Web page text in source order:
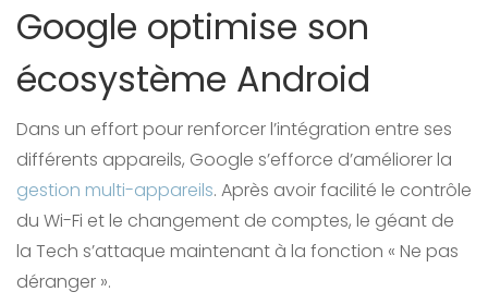
Google optimise son
écosystème Android
Dans un effort pour renforcer l’intégration entre ses
différents appareils, Google s’efforce d’améliorer la
gestion multi-appareils. Après avoir facilité le contrôle
du Wi-Fi et le changement de comptes, le géant de
la Tech s’attaque maintenant à la fonction « Ne pas
déranger ».